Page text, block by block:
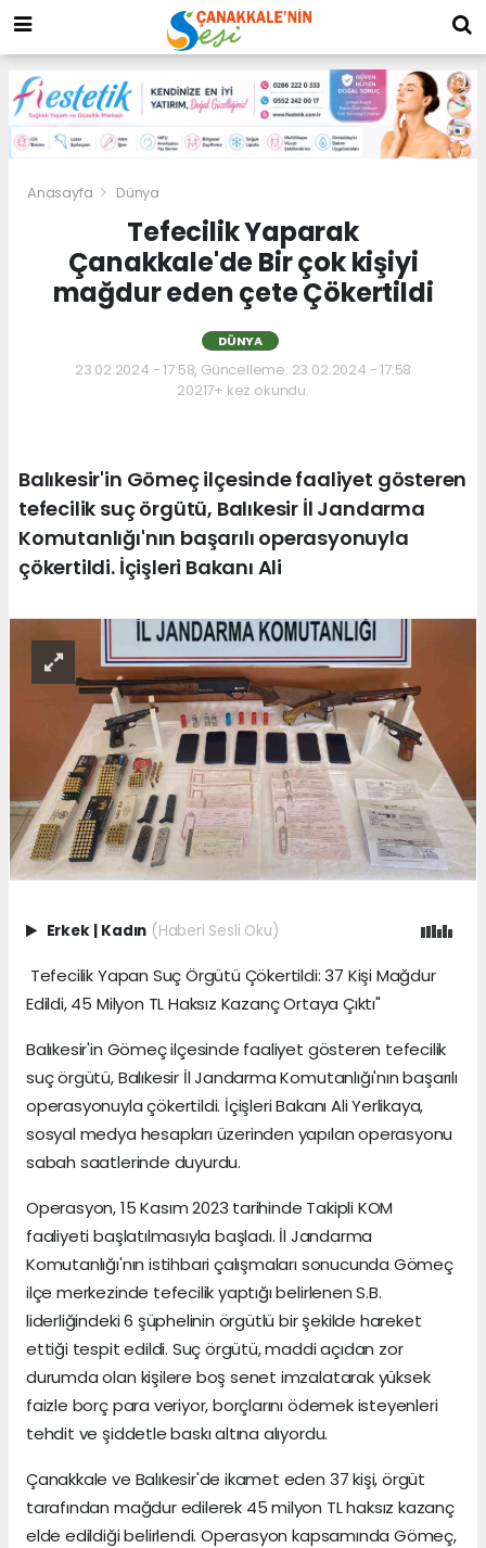
Anasayfa Dünya
Tefecilik Yaparak
Çanakkale'de Bir çok kişiyi
mağdur eden çete Çökertildi
DÜNYA
23.02.2024 - 17:58, Güncelleme: 23.02.2024 - 17:58
20217+ kez okundu.
Balıkesir'in Gömeç ilçesinde faaliyet gösteren
tefecilik suç örgütü, Balıkesir İl Jandarma
Komutanlığı'nın başarılı operasyonuyla
çökertildi. İçişleri Bakanı Ali
Erkek | Kadın (Haberi Sesli Oku)
Tefecilik Yapan Suç Örgütü Çökertildi: 37 Kişi Mağdur
Edildi, 45 Milyon TL Haksız Kazanç Ortaya Çıktı"
Balıkesir'in Gömeç ilçesinde faaliyet gösteren tefecilik
suç örgütü, Balıkesir İl Jandarma Komutanlığı'nın başarılı
operasyonuyla çökertildi. İçişleri Bakanı Ali Yerlikaya,
sosyal medya hesapları üzerinden yapılan operasyonu
sabah saatlerinde duyurdu.
Operasyon, 15 Kasım 2023 tarihinde Takipli KOM
faaliyeti başlatılmasıyla başladı. İl Jandarma
Komutanlığı'nın istihbari çalışmaları sonucunda Gömeç
ilçe merkezinde tefecilik yaptığı belirlenen S.B.
liderliğindeki 6 şüphelinin örgütlü bir şekilde hareket
ettiği tespit edildi. Suç örgütü, maddi açıdan zor
durumda olan kişilere boş senet imzalatarak yüksek
faizle borç para veriyor, borçlarını ödemek isteyenleri
tehdit ve şiddetle baskı altına alıyordu.
Çanakkale ve Balıkesir'de ikamet eden 37 kişi, örgüt
tarafından mağdur edilerek 45 milyon TL haksız kazanç
elde edildiği belirlendi. Operasyon kapsamında Gömeç,